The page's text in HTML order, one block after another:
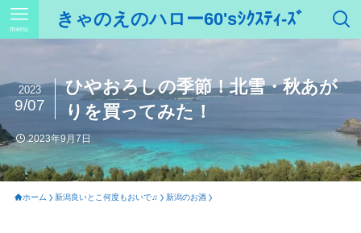
きゃのえのハロー60'sｼｸｽﾃｨ-ｽﾞ
menu
ひやおろしの季節！北雪・秋あが
りを買ってみた！
2023
9/07
2023年9月7日
ホーム 新潟良いとこ何度もおいで♫ 新潟のお酒